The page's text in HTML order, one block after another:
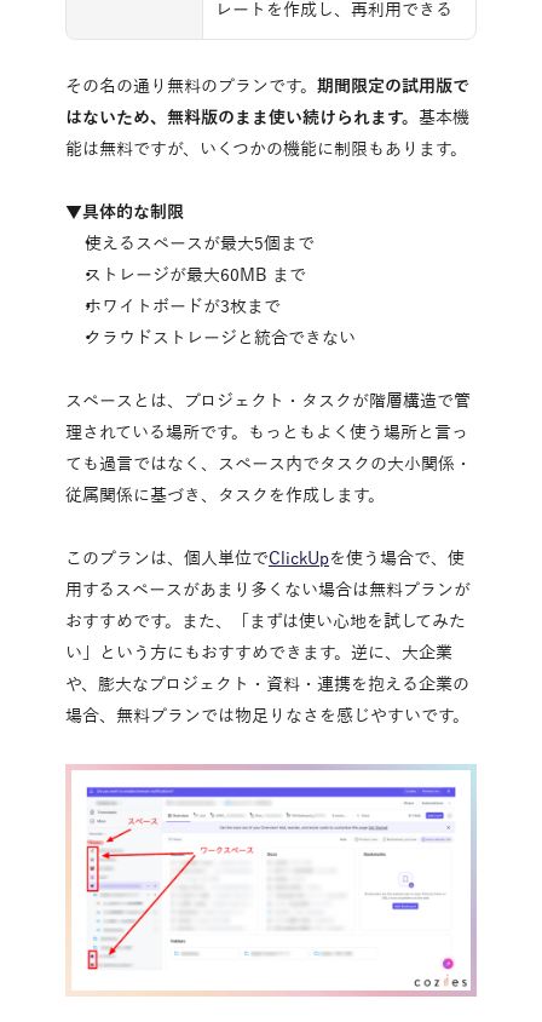
レートを作成し、再利用できる
その名の通り無料のプランです。 期間限定の試用版で
はないため、無料版のまま使い続けられます。 基本機
能は無料ですが、いくつかの機能に制限もあります。
▼具体的な制限
使えるスペースが最大5個まで
ストレージが最大60MB まで
ホワイトボードが3枚まで
クラウドストレージと統合できない
スペースとは、プロジェクト・タスクが階層構造で管
理されている場所です。もっともよく使う場所と言っ
ても過言ではなく、スペース内でタスクの大小関係・
従属関係に基づき、タスクを作成します。
このプランは、個人単位でClickUpを使う場合で、使
用するスペースがあまり多くない場合は無料プランが
おすすめです。また、「まずは使い心地を試してみた
い」という方にもおすすめできます。逆に、大企業
や、膨大なプロジェクト・資料・連携を抱える企業の
場合、無料プランでは物足りなさを感じやすいです。